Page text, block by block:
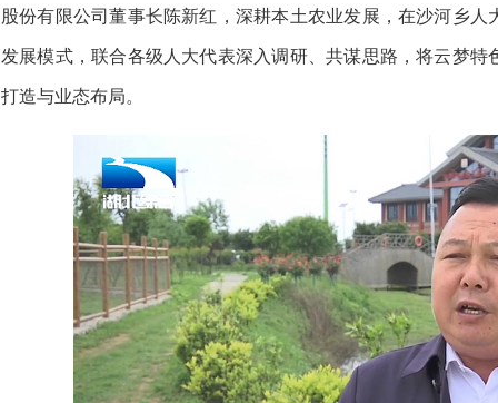
股份有限公司董事长陈新红，深耕本土农业发展，在沙河乡
发展模式，联合各级人大代表深入调研、共谋思路，将云梦
打造与业态布局。